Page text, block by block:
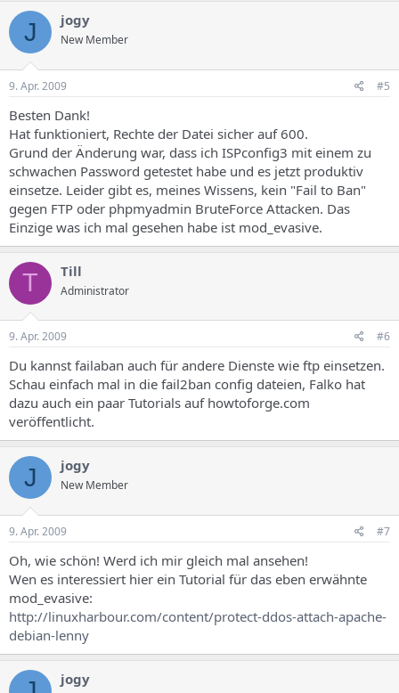
J jogy
New Member
9. Apr. 2009 #5
Besten Dank!
Hat funktioniert, Rechte der Datei sicher auf 600.
Grund der Änderung war, dass ich ISPconfig3 mit einem zu
schwachen Password getestet habe und es jetzt produktiv
einsetze. Leider gibt es, meines Wissens, kein "Fail to Ban"
gegen FTP oder phpmyadmin BruteForce Attacken. Das
Einzige was ich mal gesehen habe ist mod_evasive.
T Till
Administrator
9. Apr. 2009 #6
Du kannst failaban auch für andere Dienste wie ftp einsetzen.
Schau einfach mal in die fail2ban config dateien, Falko hat
dazu auch ein paar Tutorials auf howtoforge.com
veröffentlicht.
J jogy
New Member
9. Apr. 2009 #7
Oh, wie schön! Werd ich mir gleich mal ansehen!
Wen es interessiert hier ein Tutorial für das eben erwähnte
mod_evasive:
http://linuxharbour.com/content/protect-ddos-attach-apache-
debian-lenny
jogy